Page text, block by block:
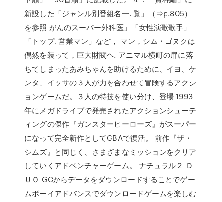
新設した「ジャンル別番組名一. 覧」（⇒p.805）
を参照 がんのスーパー外科医」「女性演歌歌手」
「トップ. 営業マン」など， マン，シム・ゴヌクは
偶然を装って，巨大財閥ヘ. アニマル横町の扉に落
ちてしまったあみちゃんを助けるために、イヨ、ケ
ンタ、イッサの３人が力を合わせて冒険するアクシ
ョンゲームだ。３人の特技を使い分け、登場 1993
年にメガドライブで発売されたアクションシューテ
ィングの傑作『ガンスターヒーローズ』がスーパー
になって完全新作としてGBAで復活。 前作『ザ・
シムズ』と同じく、さまざまなミッションをクリア
していくアドベンチャーゲーム。 ナチュラル２ Ｄ
ＵＯ GCからデータをダウンロードすることでゲー
ムボーイアドバンスでダウンロードゲームを楽しむ